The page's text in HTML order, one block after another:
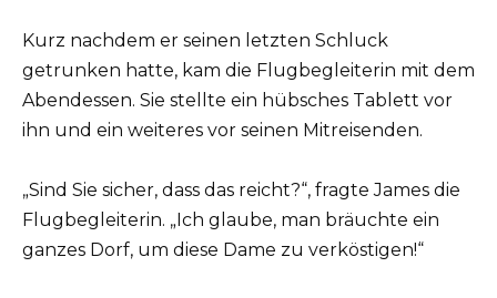
Kurz nachdem er seinen letzten Schluck
getrunken hatte, kam die Flugbegleiterin mit dem
Abendessen. Sie stellte ein hübsches Tablett vor
ihn und ein weiteres vor seinen Mitreisenden.
„Sind Sie sicher, dass das reicht?“, fragte James die
Flugbegleiterin. „Ich glaube, man bräuchte ein
ganzes Dorf, um diese Dame zu verköstigen!“